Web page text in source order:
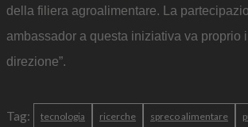
della filiera agroalimentare. La
ambassador a questa iniziativa va proprio
direzione”.
Tag: tecnologia ricerche spreco alimentare